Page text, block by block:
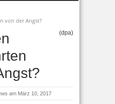
von der Angst?
(dpa)
am März 10, 2017